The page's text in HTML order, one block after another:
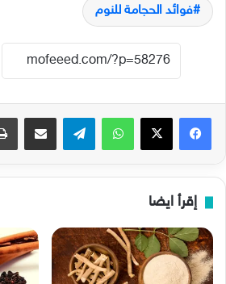
فوائد الحجامة للنوم
فيسبوك‫X واتساب تيلقرام مشاركة عبر البريد
إقرأ ايضا